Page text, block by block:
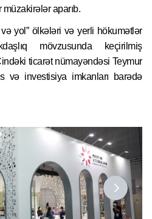
aparıb.
yol” ölkələri və yerli hökumətlər
mövzusunda keçirilmiş
ticarət nümayəndəsi Teymur
və investisiya imkanları barədə